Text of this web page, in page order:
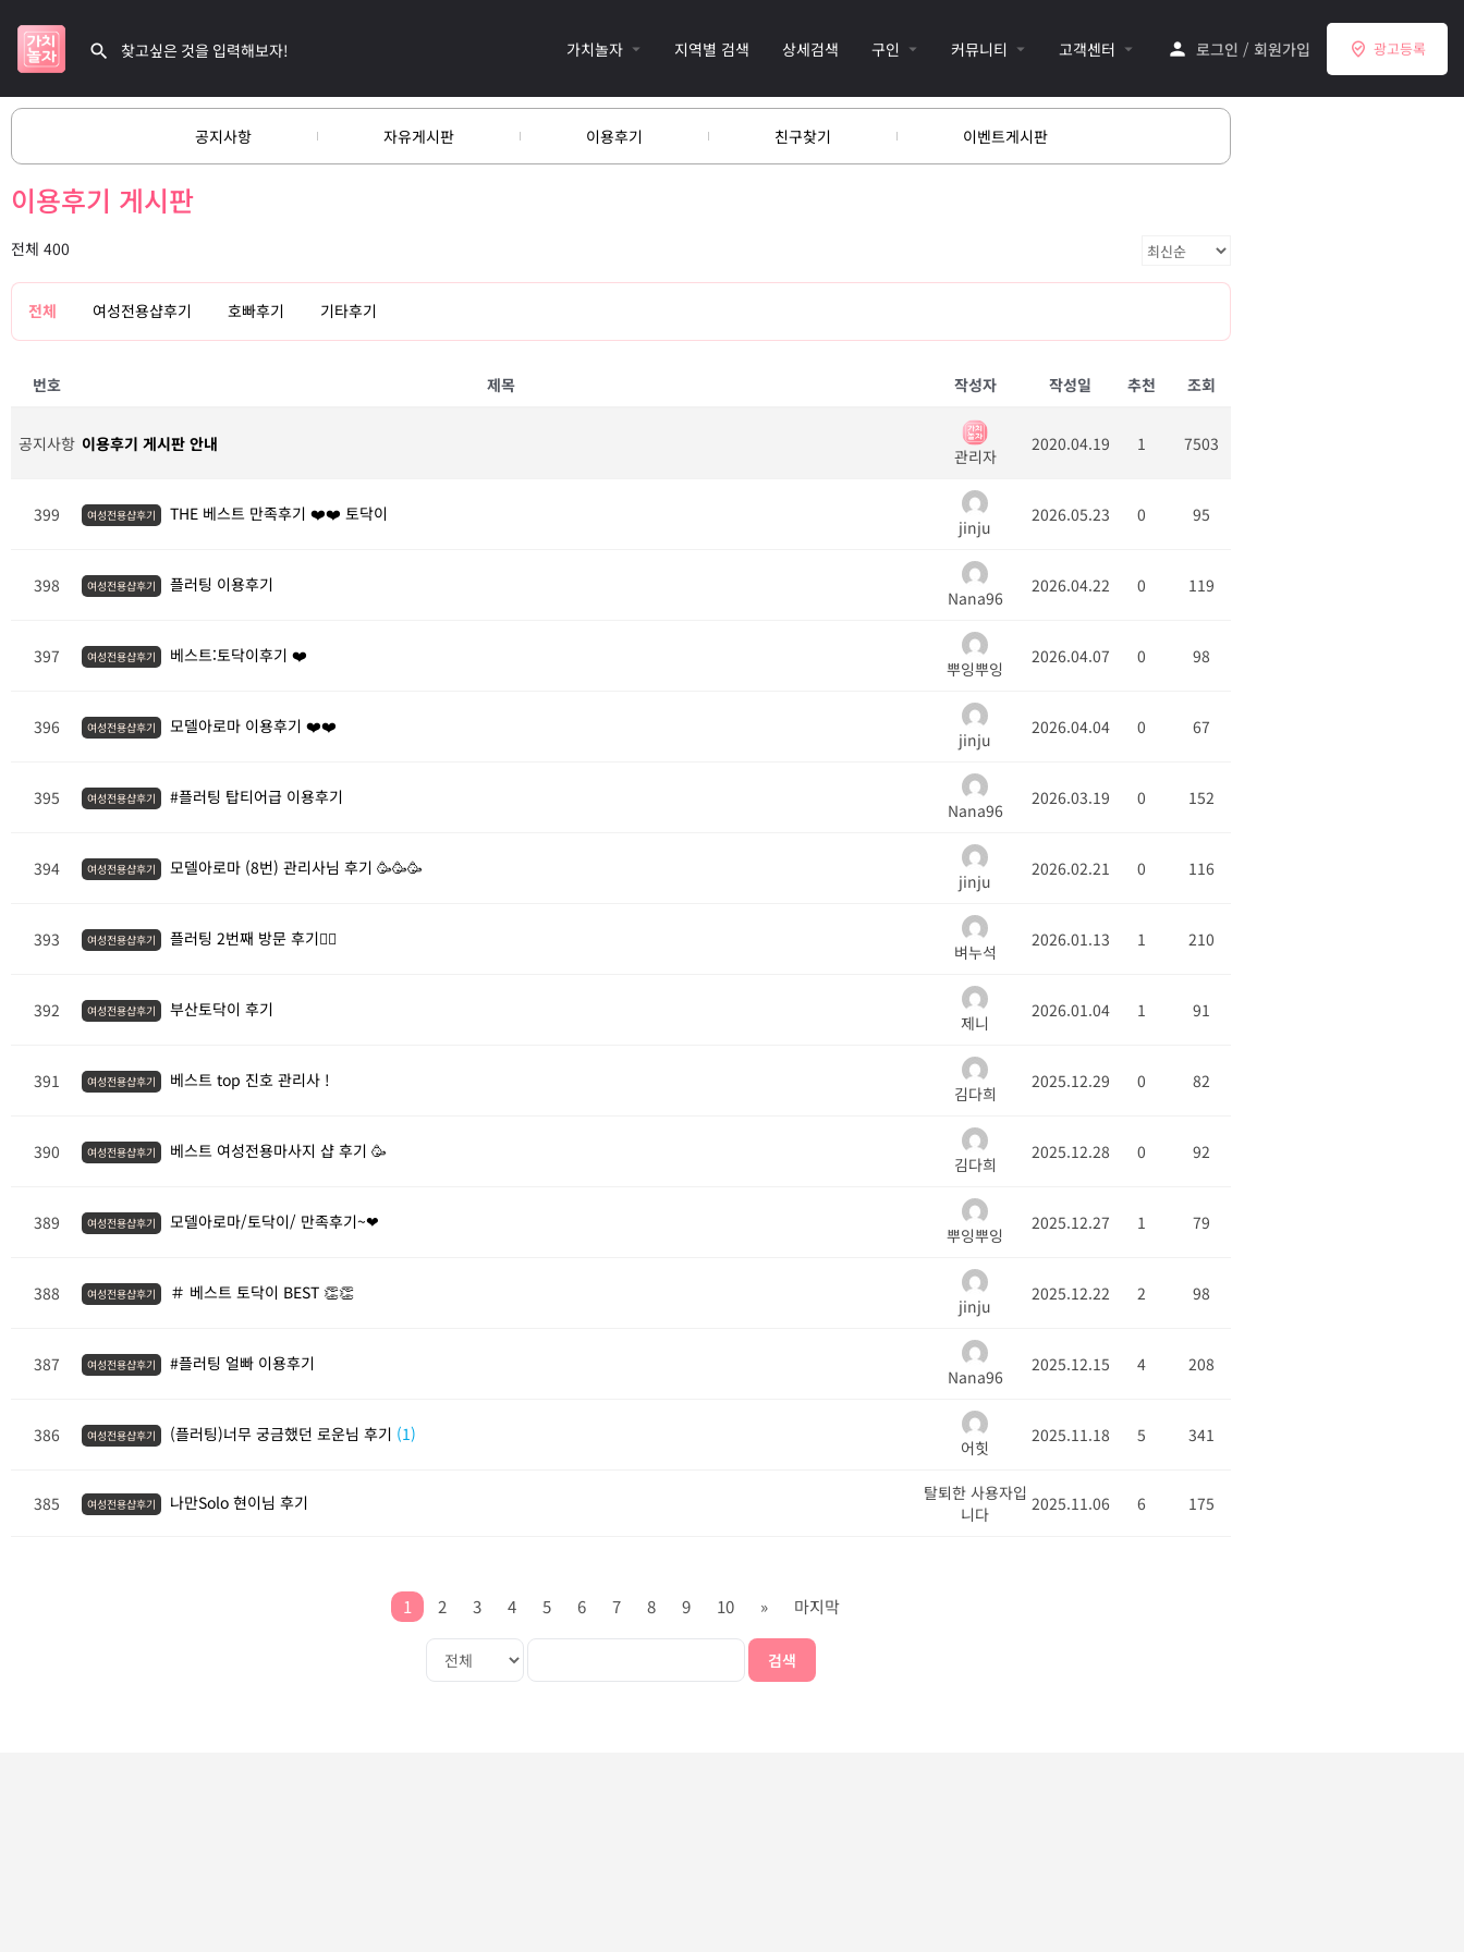
가치놀자 지역별 검색 상세검색 구인 커뮤니티 고객센터 로그인 / 회원가입 광고등록
공지사항 자유게시판 이용후기 친구찾기 이벤트게시판
이용후기 게시판
전체 400
전체 여성전용샵후기 호빠후기 기타후기
번호 제목 작성자 작성일 추천 조회
공지사항 이용후기 게시판 안내
관리자
2020.04.19 1 7503
399 여성전용샵후기 THE 베스트 만족후기 ❤️❤️ 토닥이
jinju
2026.05.23 0 95
398 여성전용샵후기 플러팅 이용후기
Nana96
2026.04.22 0 119
397 여성전용샵후기 베스트:토닥이후기 ❤️
뿌잉뿌잉
2026.04.07 0 98
396 여성전용샵후기 모델아로마 이용후기 ❤️❤️
jinju
2026.04.04 0 67
395 여성전용샵후기 #플러팅 탑티어급 이용후기
Nana96
2026.03.19 0 152
394 여성전용샵후기 모델아로마 (8번) 관리사님 후기 🥳🥳🥳
jinju
2026.02.21 0 116
393 여성전용샵후기 플러팅 2번째 방문 후기💆‍♀️
벼누석
2026.01.13 1 210
392 여성전용샵후기 부산토닥이 후기
제니
2026.01.04 1 91
391 여성전용샵후기 베스트 top 진호 관리사 !
김다희
2025.12.29 0 82
390 여성전용샵후기 베스트 여성전용마사지 샵 후기 🥳
김다희
2025.12.28 0 92
389 여성전용샵후기 모델아로마/토닥이/ 만족후기~❤
뿌잉뿌잉
2025.12.27 1 79
388 여성전용샵후기 ＃ 베스트 토닥이 BEST 👏👏
jinju
2025.12.22 2 98
387 여성전용샵후기 #플러팅 얼빠 이용후기
Nana96
2025.12.15 4 208
386 여성전용샵후기 (플러팅)너무 궁금했던 로운님 후기 (1)
어힛
2025.11.18 5 341
385 여성전용샵후기 나만Solo 현이님 후기
탈퇴한 사용자입
니다
2025.11.06 6 175
1 2 3 4 5 6 7 8 9 10 » 마지막
검색